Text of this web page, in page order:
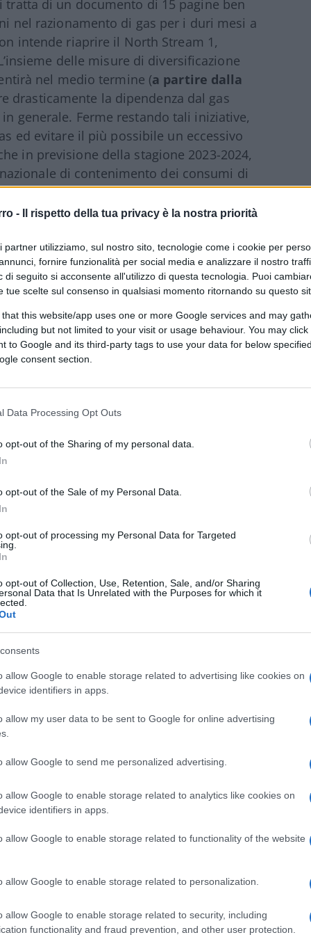
- Il rispetto della tua privacy è la nostra priorità
partner utilizziamo, sul nostro sito, tecnologie come i cookie per
fornire funzionalità per social media e analizzare il nostro
di seguito si acconsente all'utilizzo di questa tecnologia. Puoi
tue scelte sul consenso in qualsiasi momento ritornando su questo
that this website/app uses one or more Google services and may
but not limited to your visit or usage behaviour. You may
to Google and its third-party tags to use your data for below
consent section.
Data Processing Opt Outs
opt-out of the Sharing of my personal data.
opt-out of the Sale of my Personal Data.
opt-out of processing my Personal Data for Targeted
opt-out of Collection, Use, Retention, Sale, and/or Sharing
Data that Is Unrelated with the Purposes for which it
allow Google to enable storage related to advertising like cookies on
identifiers in apps.
allow my user data to be sent to Google for online advertising
allow Google to send me personalized advertising.
allow Google to enable storage related to analytics like cookies on
identifiers in apps.
allow Google to enable storage related to functionality of the website
allow Google to enable storage related to personalization.
allow Google to enable storage related to security, including
functionality and fraud prevention, and other user protection.
tratta di un documento di 15 pagine ben
nel razionamento di gas per i duri mesi a
intende riaprire il North Stream 1,
delle misure di diversificazione
nel medio termine (a partire dalla
drasticamente la dipendenza dal gas
generale. Ferme restando tali iniziative,
ed evitare il più possibile un eccessivo
in previsione della stagione 2023-2024,
di contenimento dei consumi di
nell’immediato, al netto delle misure
difficilmente saranno operative prima
quello di Piombino sarà
per Ravenna ci sarà da aspettare
incamerare le forniture da
Mozambico e Libia
Regolamento mira a realizzare da
a eventuali interruzioni delle
come maggiore gas a disposizione da
erogazione dagli stessi stoccaggi
dei consumi.
tra il 1° agosto 2022 e il 31 marzo 2023,
del 15%. “Ciò implica – spiega il Mite –
ammontano
le “
gas da parte di ogni Paese (con un
della fiera, il governo calcola che in caso
ulteriori3,6 miliardi di metri cubidi gas
ridurre il consumo di gas e altre sono
è raggiungere l’obiettivo nel periodo 1°
di energia elettrica tramite combustibili
di accelerare sulle rinnovabili;